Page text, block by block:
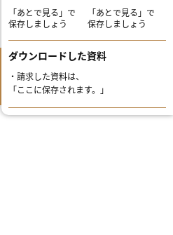
「あとで見る」で
保存しましょう
「あとで見る」で
保存しましょう
ダウンロードした資料
・ 請求した資料は、
「ここに保存されます。」